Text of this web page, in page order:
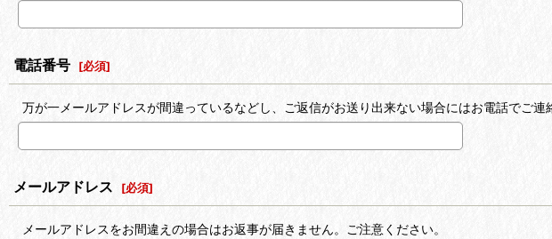
電話番号 [必須]
万が一メールアドレスが間違っているなどし、ご返信がお送り出来ない場合にはお電話でご連
メールアドレス [必須]
メールアドレスをお間違えの場合はお返事が届きません。ご注意ください。